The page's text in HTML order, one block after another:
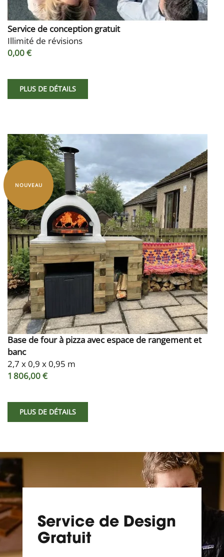
Service de conception gratuit
Illimité de révisions
0,00 €
PLUS DE DÉTAILS
NOUVEAU
Base de four à pizza avec espace de rangement et
banc
2,7 x 0,9 x 0,95 m
1 806,00 €
PLUS DE DÉTAILS
Service de Design
Gratuit